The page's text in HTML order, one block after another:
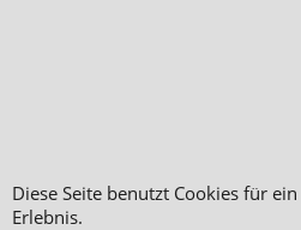
Diese Seite benutzt Cookies für
Erlebnis.